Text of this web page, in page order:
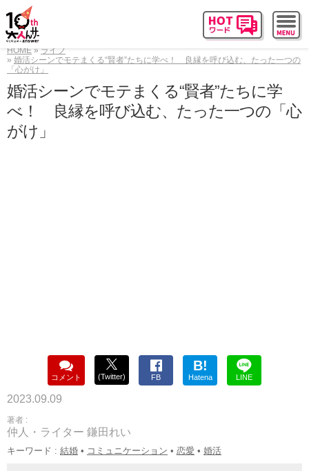
HOME
ライフ
婚活シーンでモテまくる“賢者”たちに学べ！ 良縁を呼び込む、たった一つの
「心がけ」
婚活シーンでモテまくる“賢者”たちに学
べ！ 良縁を呼び込む、たった一つの「心
がけ」
コメント (Twitter) FB
B!
Hatena LINE
2023.09.09
著者 :
仲人・ライター 鎌田れい
キーワード : 結婚 • コミュニケーション • 恋愛 • 婚活